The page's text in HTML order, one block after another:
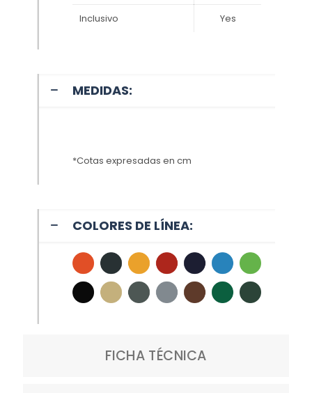
Inclusivo Yes
MEDIDAS:
*Cotas expresadas en cm
COLORES DE LÍNEA:
FICHA TÉCNICA